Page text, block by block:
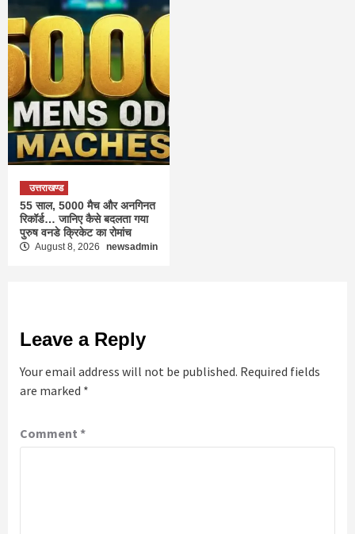
उत्तराखण्ड
55 साल, 5000 मैच और अनगिनत
रिकॉर्ड… जानिए कैसे बदलता गया
पुरुष वनडे क्रिकेट का रोमांच
August 8, 2026 newsadmin
Leave a Reply
Your email address will not be published. Required fields
are marked *
Comment *